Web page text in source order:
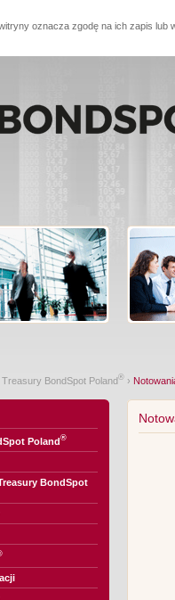
oznacza zgodę na ich zapis lub
Treasury BondSpot Poland® ›
Poland®
BondSpot